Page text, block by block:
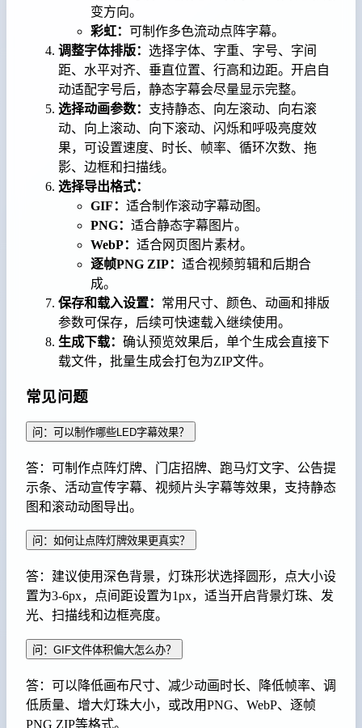
变方向。
彩虹： 可制作多色流动点阵字幕。
调整字体排版： 选择字体、字重、字号、字间
距、水平对齐、垂直位置、行高和边距。开启自
动适配字号后，静态字幕会尽量显示完整。
选择动画参数： 支持静态、向左滚动、向右滚
动、向上滚动、向下滚动、闪烁和呼吸亮度效
果，可设置速度、时长、帧率、循环次数、拖
影、边框和扫描线。
选择导出格式：
GIF： 适合制作滚动字幕动图。
PNG： 适合静态字幕图片。
WebP： 适合网页图片素材。
逐帧PNG ZIP： 适合视频剪辑和后期合
成。
保存和载入设置： 常用尺寸、颜色、动画和排版
参数可保存，后续可快速载入继续使用。
生成下载： 确认预览效果后，单个生成会直接下
载文件，批量生成会打包为ZIP文件。
常见问题
问：可以制作哪些LED字幕效果？
答：可制作点阵灯牌、门店招牌、跑马灯文字、公告提
示条、活动宣传字幕、视频片头字幕等效果，支持静态
图和滚动动图导出。
问：如何让点阵灯牌效果更真实？
答：建议使用深色背景，灯珠形状选择圆形，点大小设
置为3-6px，点间距设置为1px，适当开启背景灯珠、发
光、扫描线和边框亮度。
问：GIF文件体积偏大怎么办？
答：可以降低画布尺寸、减少动画时长、降低帧率、调
低质量、增大灯珠大小，或改用PNG、WebP、逐帧
PNG ZIP等格式。